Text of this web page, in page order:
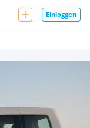
Einloggen